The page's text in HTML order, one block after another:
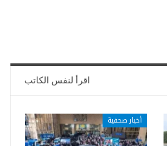
اقرأ لنفس الكاتب
أخبار صحفية